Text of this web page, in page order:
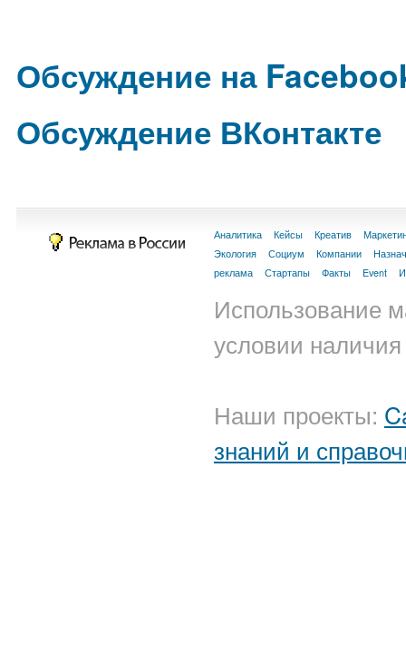
Обсуждение на
Обсуждение ВКонтакте
Аналитика Кейсы Креатив
Экология
Социум Компании
реклама
Стартапы Факты Event
Использование
условии
Наши проекты:
знаний и